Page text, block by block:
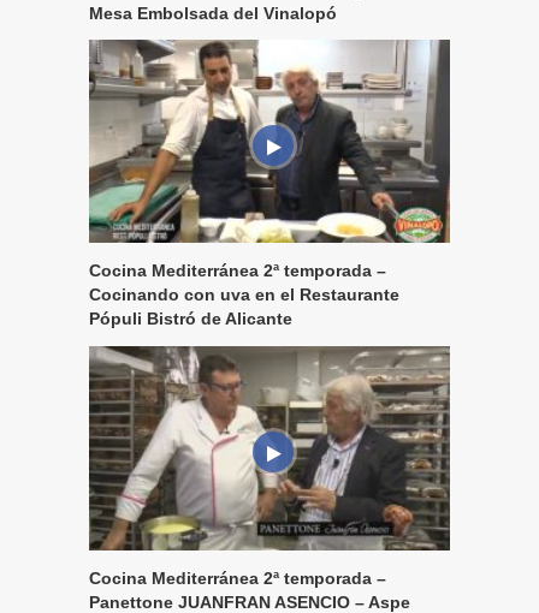
Mesa Embolsada del Vinalopó
Cocina Mediterránea 2ª temporada –
Cocinando con uva en el Restaurante
Pópuli Bistró de Alicante
Cocina Mediterránea 2ª temporada –
Panettone JUANFRAN ASENCIO – Aspe